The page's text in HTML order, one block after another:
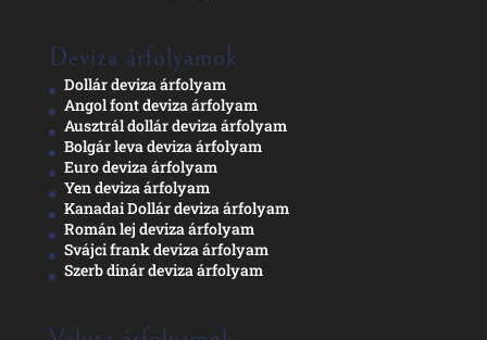
Deviza árfolyamok
Dollár deviza árfolyam
Angol font deviza árfolyam
Ausztrál dollár deviza árfolyam
Bolgár leva deviza árfolyam
Euro deviza árfolyam
Yen deviza árfolyam
Kanadai Dollár deviza árfolyam
Román lej deviza árfolyam
Svájci frank deviza árfolyam
Szerb dinár deviza árfolyam